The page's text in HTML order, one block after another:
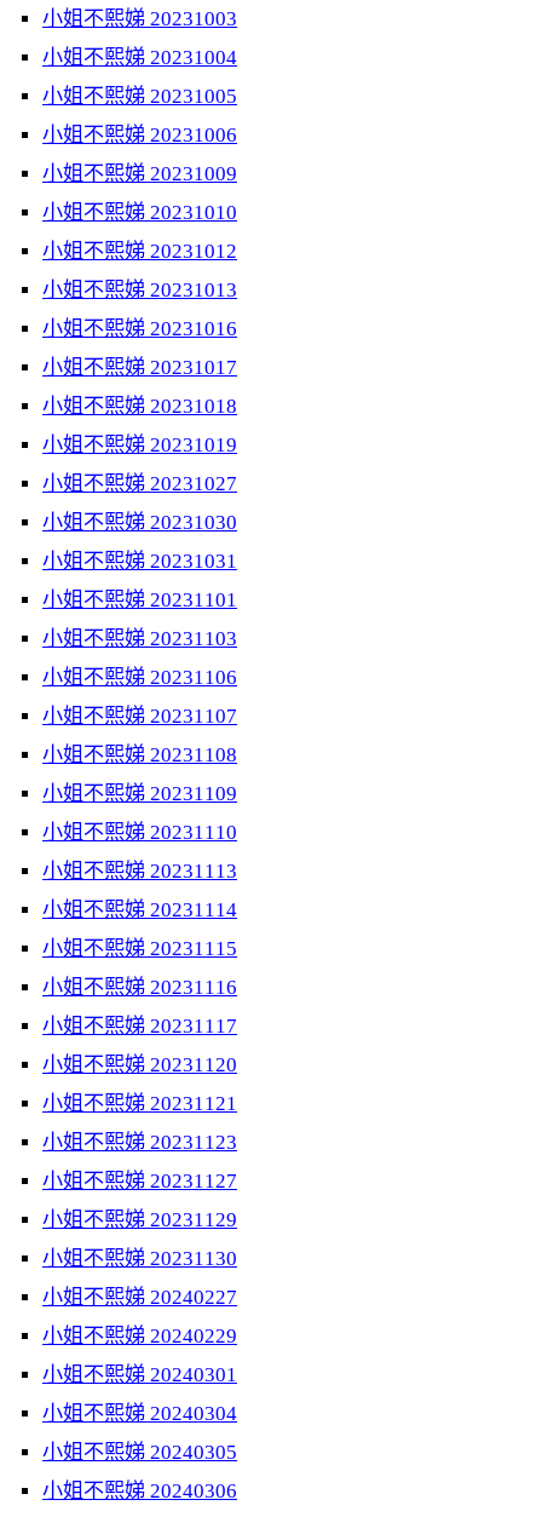
小姐不熙娣 20231003
小姐不熙娣 20231004
小姐不熙娣 20231005
小姐不熙娣 20231006
小姐不熙娣 20231009
小姐不熙娣 20231010
小姐不熙娣 20231012
小姐不熙娣 20231013
小姐不熙娣 20231016
小姐不熙娣 20231017
小姐不熙娣 20231018
小姐不熙娣 20231019
小姐不熙娣 20231027
小姐不熙娣 20231030
小姐不熙娣 20231031
小姐不熙娣 20231101
小姐不熙娣 20231103
小姐不熙娣 20231106
小姐不熙娣 20231107
小姐不熙娣 20231108
小姐不熙娣 20231109
小姐不熙娣 20231110
小姐不熙娣 20231113
小姐不熙娣 20231114
小姐不熙娣 20231115
小姐不熙娣 20231116
小姐不熙娣 20231117
小姐不熙娣 20231120
小姐不熙娣 20231121
小姐不熙娣 20231123
小姐不熙娣 20231127
小姐不熙娣 20231129
小姐不熙娣 20231130
小姐不熙娣 20240227
小姐不熙娣 20240229
小姐不熙娣 20240301
小姐不熙娣 20240304
小姐不熙娣 20240305
小姐不熙娣 20240306